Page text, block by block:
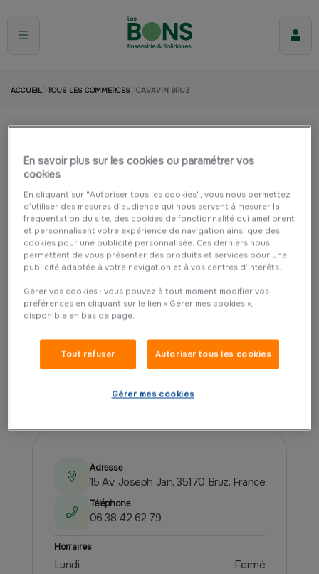
ACCUEIL TOUS LES COMMERCES CAVAVIN BRUZ
Cavavin Bruz
BRUZ
Adresse
15 Av. Joseph Jan, 35170 Bruz, France
Téléphone
06 38 42 62 79
Horraires
Lundi
Fermé
En savoir plus sur les cookies ou paramétrer vos
cookies
En cliquant sur "Autoriser tous les cookies", vous nous permettez
d’utiliser des mesures d’audience qui nous servent à mesurer la
fréquentation du site, des cookies de fonctionnalité qui améliorent
et personnalisent votre expérience de navigation ainsi que des
cookies pour une publicité personnalisée. Ces derniers nous
permettent de vous présenter des produits et services pour une
publicité adaptée à votre navigation et à vos centres d’intérêts.
Gérer vos cookies : vous pouvez à tout moment modifier vos
préférences en cliquant sur le lien « Gérer mes cookies »,
disponible en bas de page.
Tout refuser Autoriser tous les cookies
Gérer mes cookies